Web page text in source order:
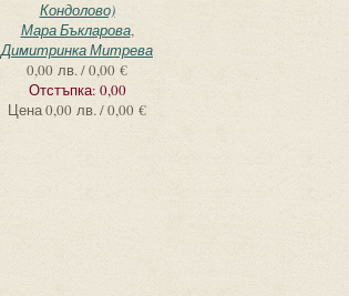
Кондолово)
Мара Бъкларова,
Димитринка Митрева
0,00 лв. / 0,00 €
Отстъпка: 0,00
Цена0,00 лв. / 0,00 €